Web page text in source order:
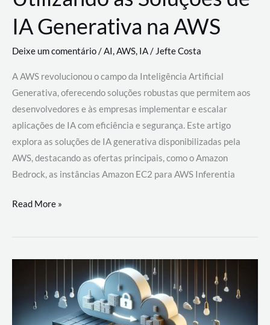
IA Generativa na AWS
Deixe um comentário/AI,AWS, IA/Jefte Costa
A AWS revolucionou o campo da Inteligência Artificial
Generativa, oferecendo soluções robustas que permitem aos
desenvolvedores e às empresas implementar e escalar
aplicações de IA com eficiência e segurança. Este artigo
explora as soluções de IA generativa disponibilizadas pela
AWS, destacando as ofertas principais, como o Amazon
Bedrock, as instâncias Amazon EC2 para AWS Inferentia
Utilizando
Soluções
AWS
Read More »